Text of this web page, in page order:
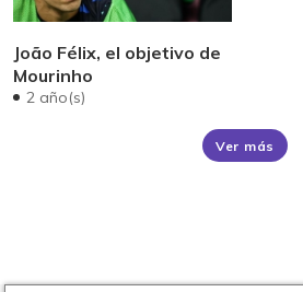
João Félix, el objetivo de
Mourinho
2 año(s)
Ver más